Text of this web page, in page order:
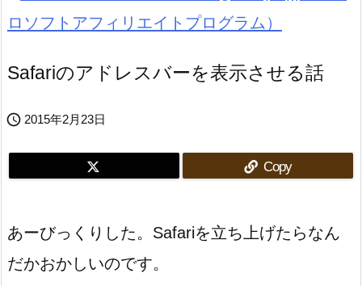
Safariのアドレスバーを表示させる話
 2015年2月23日
Copy
あーびっくりした。Safariを立ち上げたらなん
だかおかしいのです。